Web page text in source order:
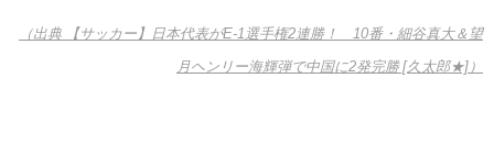
（出典 【サッカー】日本代表がE-1選手権2連勝！ 10番・細谷真大＆望
月ヘンリー海輝弾で中国に2発完勝 [久太郎★]）